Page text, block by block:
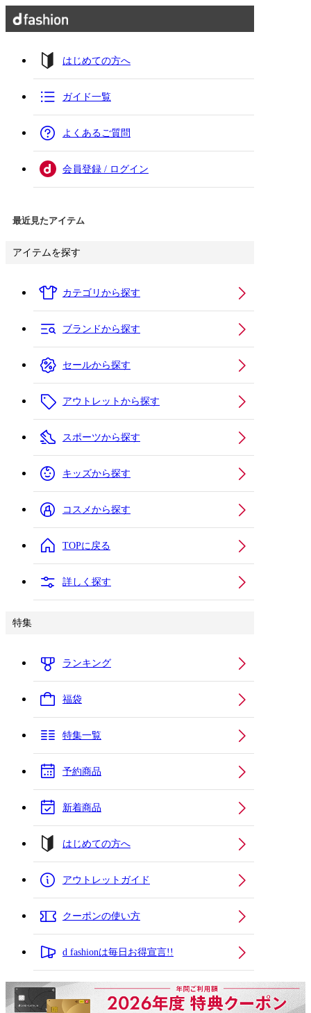
はじめての方へ
ガイド一覧
よくあるご質問
会員登録 / ログイン
最近見たアイテム
アイテムを探す
カテゴリから探す
ブランドから探す
セールから探す
アウトレットから探す
スポーツから探す
キッズから探す
コスメから探す
TOPに戻る
詳しく探す
特集
ランキング
福袋
特集一覧
予約商品
新着商品
はじめての方へ
アウトレットガイド
クーポンの使い方
d fashionは毎日お得宣言!!